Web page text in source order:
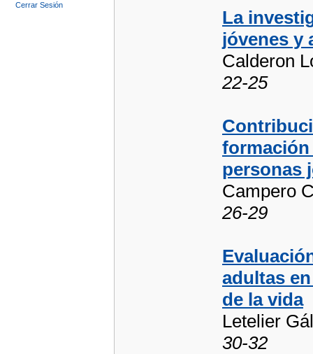
Cerrar Sesión
La
jóvenes y
Calderon
22-25
formación
personas
Campero
26-29
adultas
de la vida
Letelier
30-32